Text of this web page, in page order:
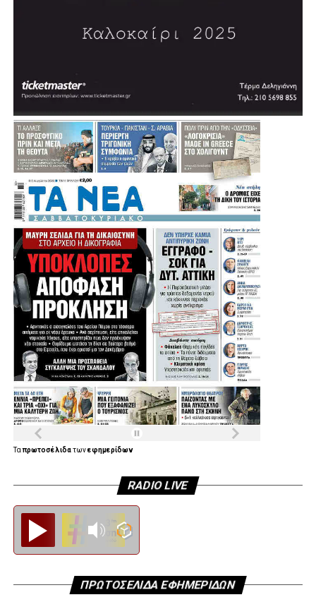
Ταπρωτοσέλιδατωνεφημερίδων
RADIO LIVE
ΠΡΩΤΟΣΕΛΙΔΑ ΕΦΗΜΕΡΙΔΩΝ